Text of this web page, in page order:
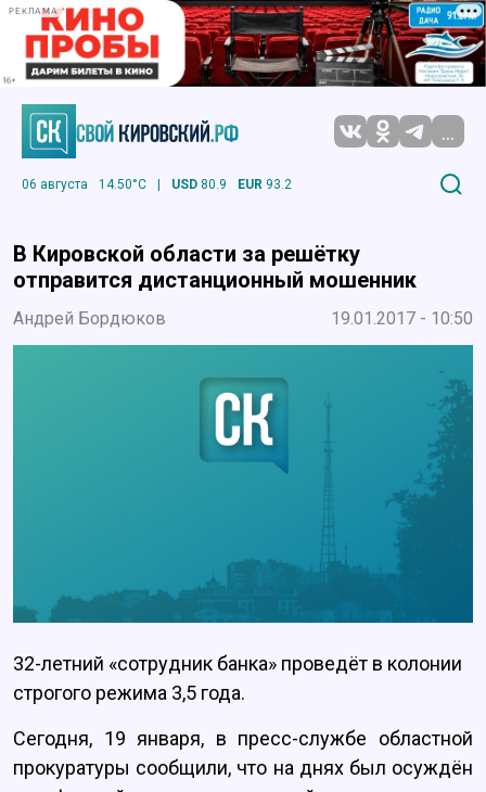
РЕКЛАМА
...
06 августа 14.50°C | USD 80.9 EUR 93.2
В Кировской области за решётку
отправится дистанционный мошенник
Андрей Бордюков 19.01.2017 - 10:50
32-летний «сотрудник банка» проведёт в колонии
строгого режима 3,5 года.
Сегодня, 19 января, в пресс-службе областной
прокуратуры сообщили, что на днях был осуждён